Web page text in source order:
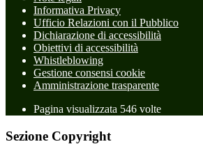
Informativa Privacy
Ufficio Relazioni con il Pubblico
Dichiarazione di accessibilità
Obiettivi di accessibilità
Whistleblowing
Gestione consensi cookie
Amministrazione trasparente
Pagina visualizzata 546 volte
Sezione Copyright